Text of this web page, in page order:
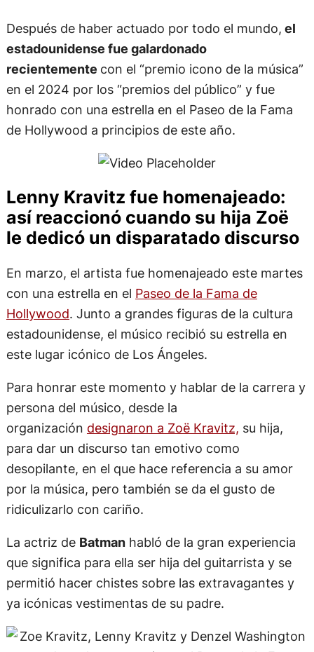
Después de haber actuado por todo el mundo, el
estadounidense fue galardonado
recientemente con el “premio icono de la música”
en el 2024 por los “premios del público” y fue
honrado con una estrella en el Paseo de la Fama
de Hollywood a principios de este año.
Lenny Kravitz fue homenajeado:
así reaccionó cuando su hija Zoë
le dedicó un disparatado discurso
En marzo, el artista fue homenajeado este martes
con una estrella en el Paseo de la Fama de
Hollywood. Junto a grandes figuras de la cultura
estadounidense, el músico recibió su estrella en
este lugar icónico de Los Ángeles.
Para honrar este momento y hablar de la carrera y
persona del músico, desde la
organización designaron a Zoë Kravitz, su hija,
para dar un discurso tan emotivo como
desopilante, en el que hace referencia a su amor
por la música, pero también se da el gusto de
ridiculizarlo con cariño.
La actriz de Batmanhabló de la gran experiencia
que significa para ella ser hija del guitarrista y se
permitió hacer chistes sobre las extravagantes y
ya icónicas vestimentas de su padre.